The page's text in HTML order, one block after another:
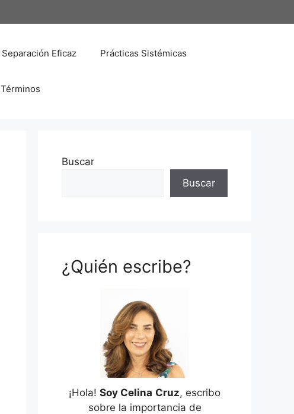
Separación Eficaz Prácticas Sistémicas
Términos
Buscar
Buscar
¿Quién escribe?
¡Hola! Soy Celina Cruz, escribo
sobre la importancia de